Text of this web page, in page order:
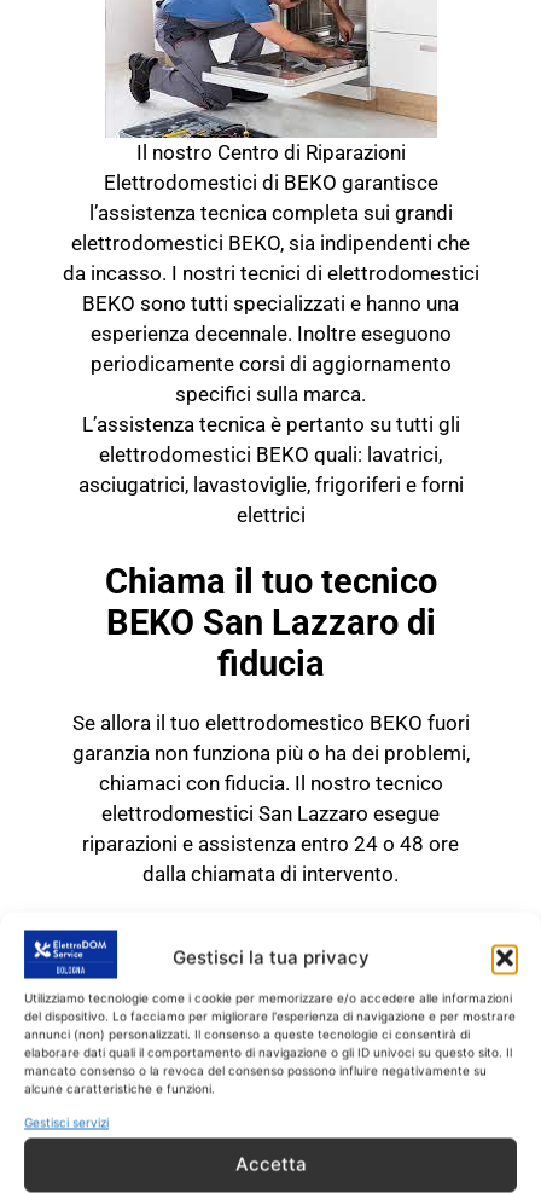
Gestisci la tua privacy
Utilizziamo tecnologie come i cookie per memorizzare e/o accedere alle informazioni
del dispositivo. Lo facciamo per migliorare l'esperienza di navigazione e per mostrare
annunci (non) personalizzati. Il consenso a queste tecnologie ci consentirà di
elaborare dati quali il comportamento di navigazione o gli ID univoci su questo sito. Il
mancato consenso o la revoca del consenso possono influire negativamente su
alcune caratteristiche e funzioni.
Gestisci servizi
Accetta
Il nostro Centro di Riparazioni
Elettrodomestici di BEKO garantisce
l’assistenza tecnica completa sui grandi
elettrodomestici BEKO, sia indipendenti che
da incasso. I nostri tecnici di elettrodomestici
BEKO sono tutti specializzati e hanno una
esperienza decennale. Inoltre eseguono
periodicamente corsi di aggiornamento
specifici sulla marca.
L’assistenza tecnica è pertanto su tutti gli
elettrodomestici BEKO quali: lavatrici,
asciugatrici, lavastoviglie, frigoriferi e forni
elettrici
Chiama il tuo tecnico
BEKO San Lazzaro di
fiducia
Se allora il tuo elettrodomestico BEKO fuori
garanzia non funziona più o ha dei problemi,
chiamaci con fiducia. Il nostro tecnico
elettrodomestici San Lazzaro esegue
riparazioni e assistenza entro 24 o 48 ore
dalla chiamata di intervento.
TECNICO BEKO San Lazzaro
RICAMBI CON GARANZIA DI
1 ANNO
Il tecnico BEKO San
LazzarointervieneSOLOsu prodotti BEKO
effettuati con ricambi coperti da garanzia di 1
anno.